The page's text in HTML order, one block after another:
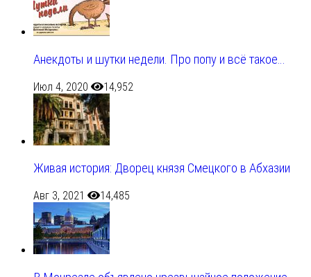
Анекдоты и шутки недели. Про попу и всё такое…
Июл 4, 2020 14,952
Живая история: Дворец князя Смецкого в Абхазии
Авг 3, 2021 14,485